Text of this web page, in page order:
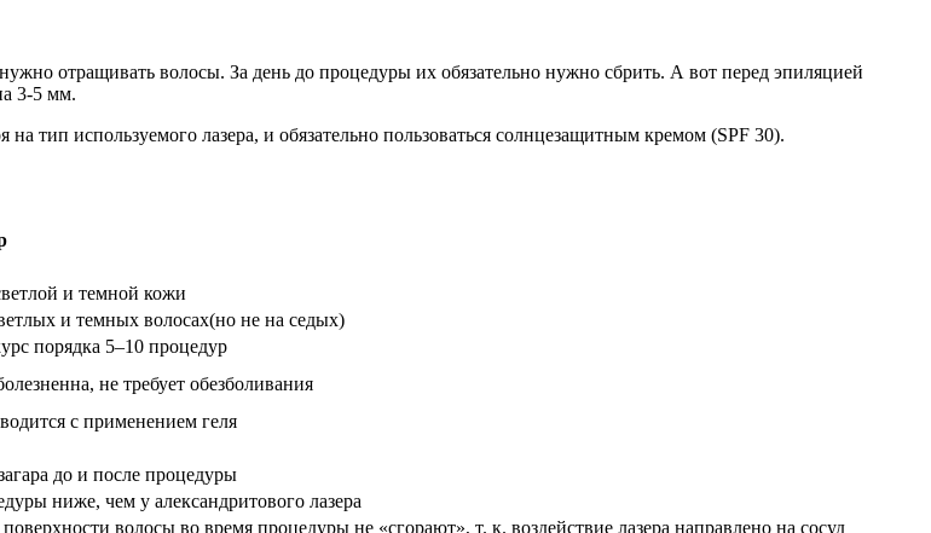
отращивать волосы. За день до процедуры их обязательно нужно сбрить. А вот перед эпиляцией
3-5 мм.
тип используемого лазера, и обязательно пользоваться солнцезащитным кремом (SPF 30).
и темной кожи
и темных волосах(но не на седых)
порядка 5–10 процедур
не требует обезболивания
с применением геля
до и после процедуры
ниже, чем у александритового лазера
волосы во время процедуры не «сгорают», т. к. воздействие лазера направлено на сосуд